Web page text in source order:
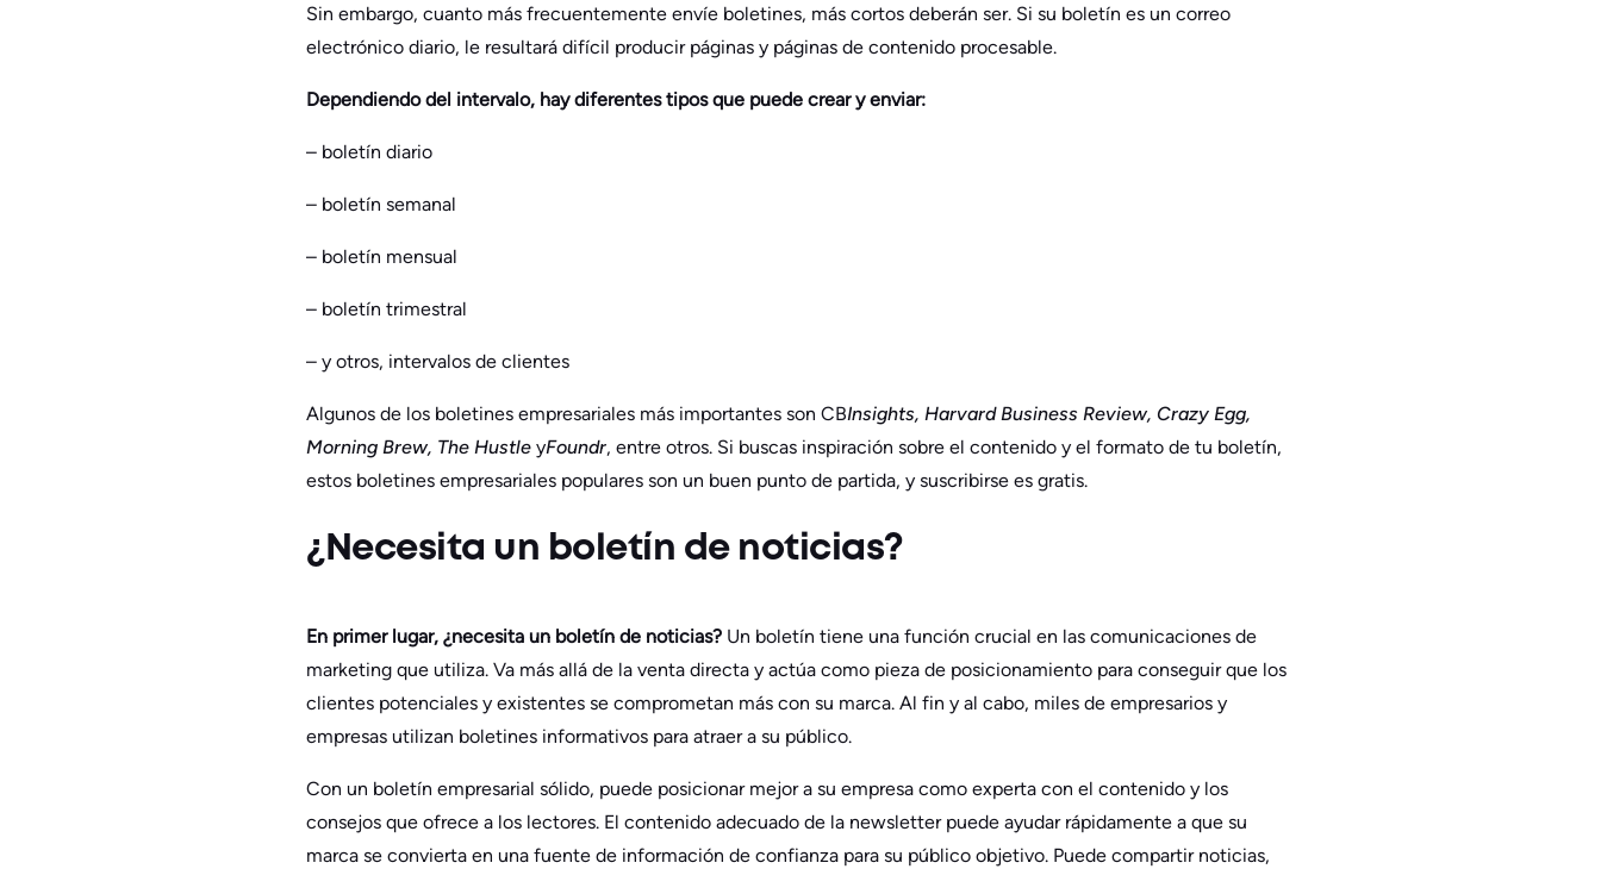
Sin embargo, cuanto más frecuentemente envíe boletines, más cortos deberán ser. Si su boletín es un correo
electrónico diario, le resultará difícil producir páginas y páginas de contenido procesable.
Dependiendo del intervalo, hay diferentes tipos que puede crear y enviar:
– boletín diario
– boletín semanal
– boletín mensual
– boletín trimestral
– y otros, intervalos de clientes
Algunos de los boletines empresariales más importantes son CBInsights, Harvard Business Review, Crazy Egg,
Morning Brew, The Hustle yFoundr, entre otros. Si buscas inspiración sobre el contenido y el formato de tu boletín,
estos boletines empresariales populares son un buen punto de partida, y suscribirse es gratis.
¿Necesita un boletín de noticias?
En primer lugar, ¿necesita un boletín de noticias? Un boletín tiene una función crucial en las comunicaciones de
marketing que utiliza. Va más allá de la venta directa y actúa como pieza de posicionamiento para conseguir que los
clientes potenciales y existentes se comprometan más con su marca. Al fin y al cabo, miles de empresarios y
empresas utilizan boletines informativos para atraer a su público.
Con un boletín empresarial sólido, puede posicionar mejor a su empresa como experta con el contenido y los
consejos que ofrece a los lectores. El contenido adecuado de la newsletter puede ayudar rápidamente a que su
marca se convierta en una fuente de información de confianza para su público objetivo. Puede compartir noticias,